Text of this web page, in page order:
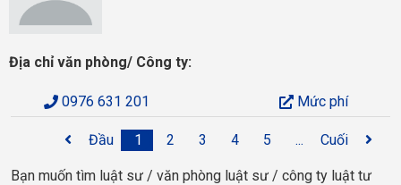
Địa chỉ văn phòng/ Công ty:
0976 631 201 Mức phí
Đầu 1 2 3 4 5 ... Cuối
Bạn muốn tìm luật sư / văn phòng luật sư / công ty luật tư